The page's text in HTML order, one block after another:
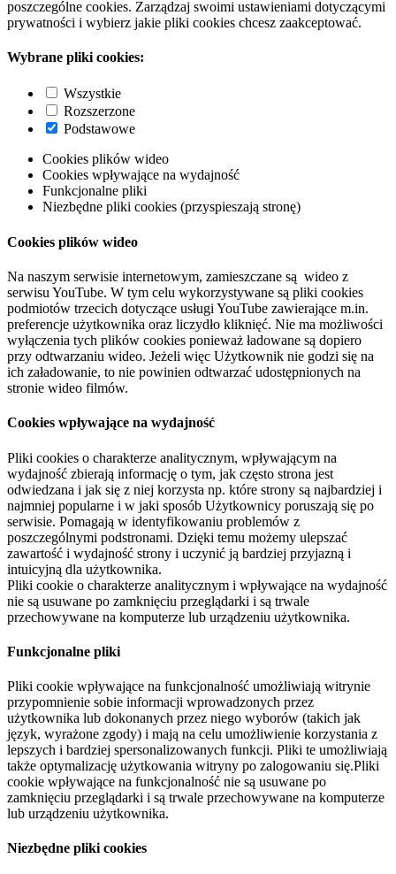
poszczególne cookies. Zarządzaj swoimi ustawieniami dotyczącymi
prywatności i wybierz jakie pliki cookies chcesz zaakceptować.
Wybrane pliki cookies:
Wszystkie
Rozszerzone
Podstawowe
Cookies plików wideo
Cookies wpływające na wydajność
Funkcjonalne pliki
Niezbędne pliki cookies (przyspieszają stronę)
Cookies plików wideo
Na naszym serwisie internetowym, zamieszczane są wideo z
serwisu YouTube. W tym celu wykorzystywane są pliki cookies
podmiotów trzecich dotyczące usługi YouTube zawierające m.in.
preferencje użytkownika oraz liczydło kliknięć. Nie ma możliwości
wyłączenia tych plików cookies ponieważ ładowane są dopiero
przy odtwarzaniu wideo. Jeżeli więc Użytkownik nie godzi się na
ich załadowanie, to nie powinien odtwarzać udostępnionych na
stronie wideo filmów.
Cookies wpływające na wydajność
Pliki cookies o charakterze analitycznym, wpływającym na
wydajność zbierają informację o tym, jak często strona jest
odwiedzana i jak się z niej korzysta np. które strony są najbardziej i
najmniej popularne i w jaki sposób Użytkownicy poruszają się po
serwisie. Pomagają w identyfikowaniu problemów z
poszczególnymi podstronami. Dzięki temu możemy ulepszać
zawartość i wydajność strony i uczynić ją bardziej przyjazną i
intuicyjną dla użytkownika.
Pliki cookie o charakterze analitycznym i wpływające na wydajność
nie są usuwane po zamknięciu przeglądarki i są trwale
przechowywane na komputerze lub urządzeniu użytkownika.
Funkcjonalne pliki
Pliki cookie wpływające na funkcjonalność umożliwiają witrynie
przypomnienie sobie informacji wprowadzonych przez
użytkownika lub dokonanych przez niego wyborów (takich jak
język, wyrażone zgody) i mają na celu umożliwienie korzystania z
lepszych i bardziej spersonalizowanych funkcji. Pliki te umożliwiają
także optymalizację użytkowania witryny po zalogowaniu się.Pliki
cookie wpływające na funkcjonalność nie są usuwane po
zamknięciu przeglądarki i są trwale przechowywane na komputerze
lub urządzeniu użytkownika.
Niezbędne pliki cookies